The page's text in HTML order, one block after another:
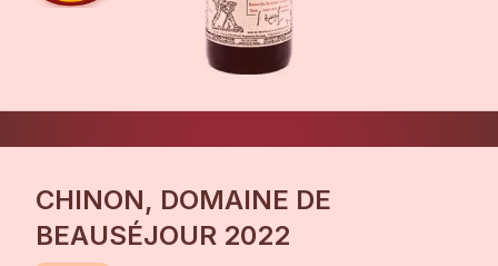
CHINON, DOMAINE DE
BEAUSÉJOUR 2022